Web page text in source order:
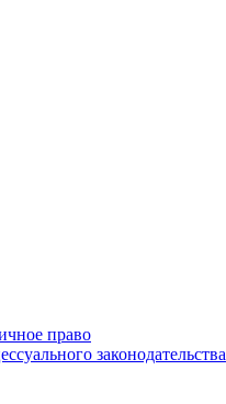
право
законодательства